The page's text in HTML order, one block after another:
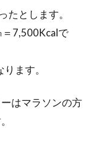
たとします。
7,500Kcalで
ます。
はマラソンの方